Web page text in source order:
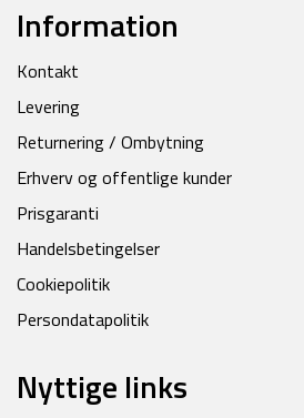
Information
Kontakt
Levering
Returnering / Ombytning
Erhverv og offentlige kunder
Prisgaranti
Handelsbetingelser
Cookiepolitik
Persondatapolitik
Nyttige links